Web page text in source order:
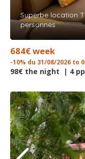
Superbe location
personnes
684€ week
-10% du 31/08/2026 to
98€ the night | 4